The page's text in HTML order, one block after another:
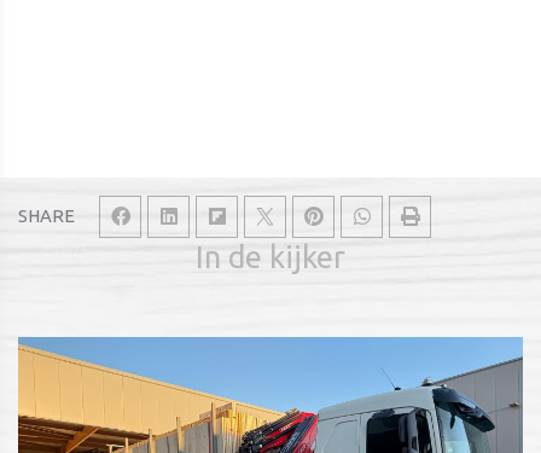
SHARE
In de kijker